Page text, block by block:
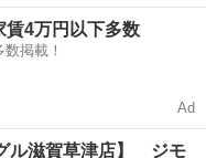
除いただけます。スティ
間、車内まで幅広く活
賃4万円以下多数
掲載！
Ad
ル滋賀草津店】 ジモ